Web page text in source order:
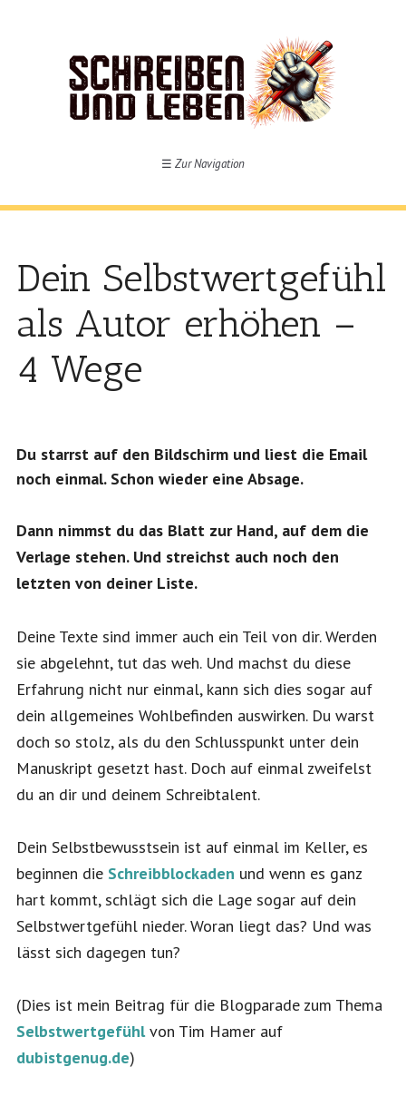
☰ Zur Navigation
Dein Selbstwertgefühl
als Autor erhöhen –
4 Wege
Du starrst auf den Bildschirm und liest die Email
noch einmal. Schon wieder eine Absage.
Dann nimmst du das Blatt zur Hand, auf dem die
Verlage stehen. Und streichst auch noch den
letzten von deiner Liste.
Deine Texte sind immer auch ein Teil von dir. Werden
sie abgelehnt, tut das weh. Und machst du diese
Erfahrung nicht nur einmal, kann sich dies sogar auf
dein allgemeines Wohlbefinden auswirken. Du warst
doch so stolz, als du den Schlusspunkt unter dein
Manuskript gesetzt hast. Doch auf einmal zweifelst
du an dir und deinem Schreibtalent.
Dein Selbstbewusstsein ist auf einmal im Keller, es
beginnen die Schreibblockaden und wenn es ganz
hart kommt, schlägt sich die Lage sogar auf dein
Selbstwertgefühl nieder. Woran liegt das? Und was
lässt sich dagegen tun?
(Dies ist mein Beitrag für die Blogparade zum Thema
Selbstwertgefühlvon Tim Hamer auf
dubistgenug.de)